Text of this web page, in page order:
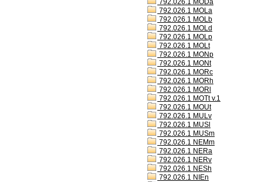
792.026.1 MODa
792.026.1 MOLa
792.026.1 MOLb
792.026.1 MOLd
792.026.1 MOLp
792.026.1 MOLt
792.026.1 MONp
792.026.1 MONt
792.026.1 MORc
792.026.1 MORh
792.026.1 MORl
792.026.1 MOTt v.1
792.026.1 MOUt
792.026.1 MULv
792.026.1 MUSl
792.026.1 MUSm
792.026.1 NEMm
792.026.1 NERa
792.026.1 NERv
792.026.1 NESh
792.026.1 NIEn